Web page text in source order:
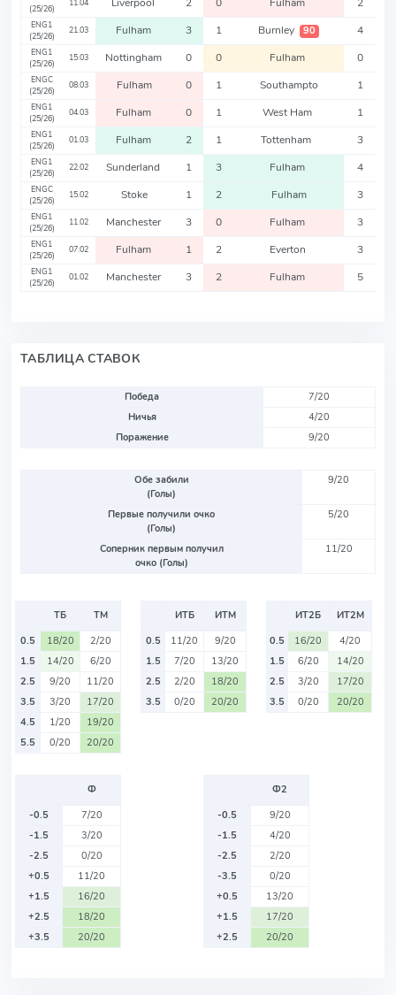
(25/26)
11.04 Liverpool 2 0 Fulham 2
ENG1
(25/26)
21.03 Fulham 3 1 Burnley 90 4
ENG1
(25/26)
15.03 Nottingham 0 0 Fulham 0
ENGC
(25/26)
08.03 Fulham 0 1 Southampto 1
ENG1
(25/26)
04.03 Fulham 0 1 West Ham 1
ENG1
(25/26)
01.03 Fulham 2 1 Tottenham 3
ENG1
(25/26)
22.02 Sunderland 1 3 Fulham 4
ENGC
(25/26)
15.02 Stoke 1 2 Fulham 3
ENG1
(25/26)
11.02 Manchester 3 0 Fulham 3
ENG1
(25/26)
07.02 Fulham 1 2 Everton 3
ENG1
(25/26)
01.02 Manchester 3 2 Fulham 5
ТАБЛИЦА СТАВОК
Победа
7/20
Ничья
4/20
Поражение
9/20
Обе забили
(Голы)
9/20
Первые получили очко
(Голы)
5/20
Соперник первым получил
очко (Голы)
11/20
ТБ
ТМ
0.5
18/20
2/20
1.5
14/20
6/20
2.5
9/20
11/20
3.5
3/20
17/20
4.5
1/20
19/20
5.5
0/20 20/20
ИТБ
ИТМ
0.5
11/20
9/20
1.5
7/20
13/20
2.5
2/20
18/20
3.5
0/20 20/20
ИТ2Б
ИТ2М
0.5
16/20
4/20
1.5
6/20
14/20
2.5
3/20
17/20
3.5
0/20 20/20
Ф
-0.5
7/20
-1.5
3/20
-2.5
0/20
+0.5
11/20
+1.5
16/20
+2.5
18/20
+3.5
20/20
Ф2
-0.5
9/20
-1.5
4/20
-2.5
2/20
-3.5
0/20
+0.5
13/20
+1.5
17/20
+2.5
20/20